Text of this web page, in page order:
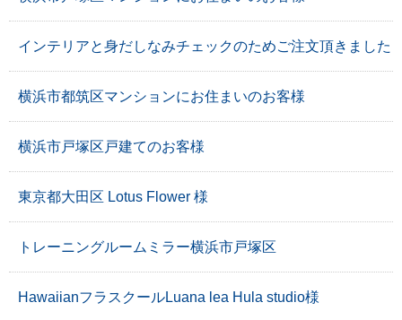
インテリアと身だしなみチェックのためご注文頂きました
横浜市都筑区マンションにお住まいのお客様
横浜市戸塚区戸建てのお客様
東京都大田区 Lotus Flower 様
トレーニングルームミラー横浜市戸塚区
HawaiianフラスクールLuana lea Hula studio様